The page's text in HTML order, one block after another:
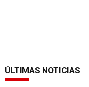
ÚLTIMAS NOTICIAS